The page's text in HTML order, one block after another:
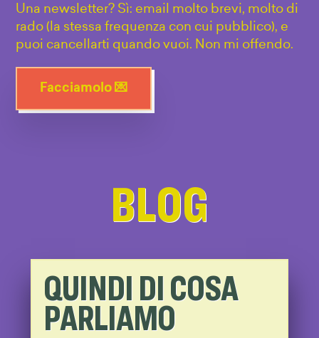
Una newsletter? Sì: email molto brevi, molto di
rado (la stessa frequenza con cui pubblico), e
puoi cancellarti quando vuoi. Non mi offendo.
Facciamolo 💌
BLOG
QUINDI DI COSA
PARLIAMO